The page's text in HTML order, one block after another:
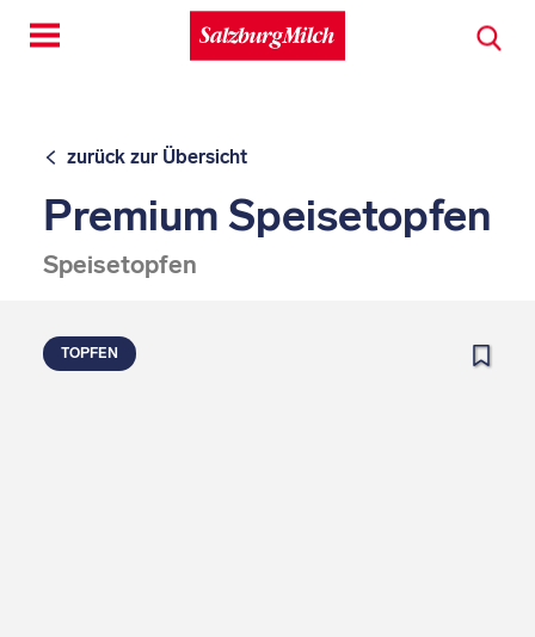
Toggle
navigation
zurück zur Übersicht
Premium Speisetopfen
Speisetopfen
TOPFEN